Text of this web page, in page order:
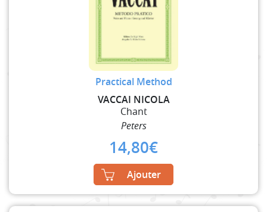
Practical Method
VACCAI NICOLA
Chant
Peters
14,80€
Ajouter